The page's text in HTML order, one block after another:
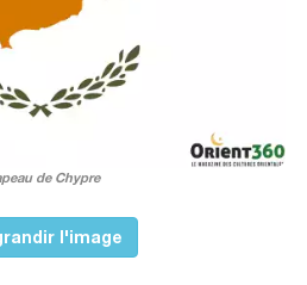
de Chypre
l'image